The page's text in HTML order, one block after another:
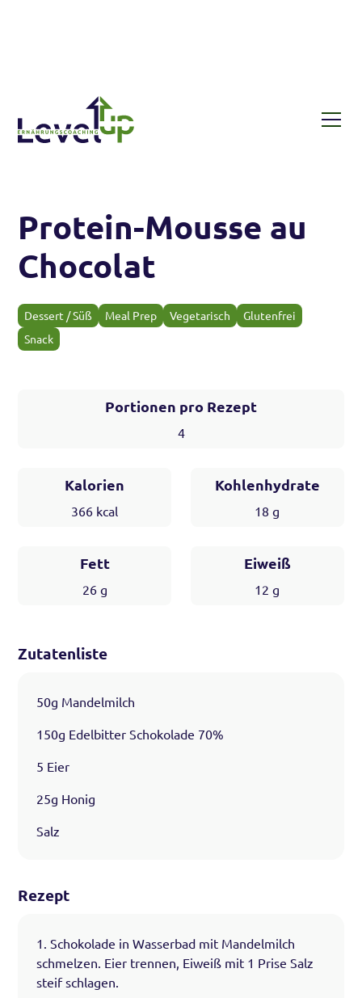
Protein-Mousse au
Chocolat
Dessert / Süß Meal Prep Vegetarisch
Glutenfrei
Snack
Portionen pro Rezept
4
Kalorien
366 kcal
Kohlenhydrate
18 g
Fett
26g
Eiweiß
12 g
Zutatenliste
50g Mandelmilch
150g Edelbitter Schokolade 70%
5 Eier
25g Honig
Salz
Rezept
1. Schokolade in Wasserbad mit Mandelmilch
schmelzen. Eier trennen, Eiweiß mit 1 Prise Salz
steif schlagen.